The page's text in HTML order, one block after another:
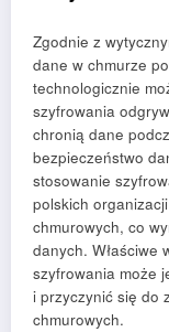
Zgodnie z
dane w chmurze
technologicznie
szyfrowania
chronią dane
bezpieczeństwo
stosowanie
polskich
chmurowych, co
danych. Właściwe
szyfrowania może
i przyczynić się do
chmurowych.